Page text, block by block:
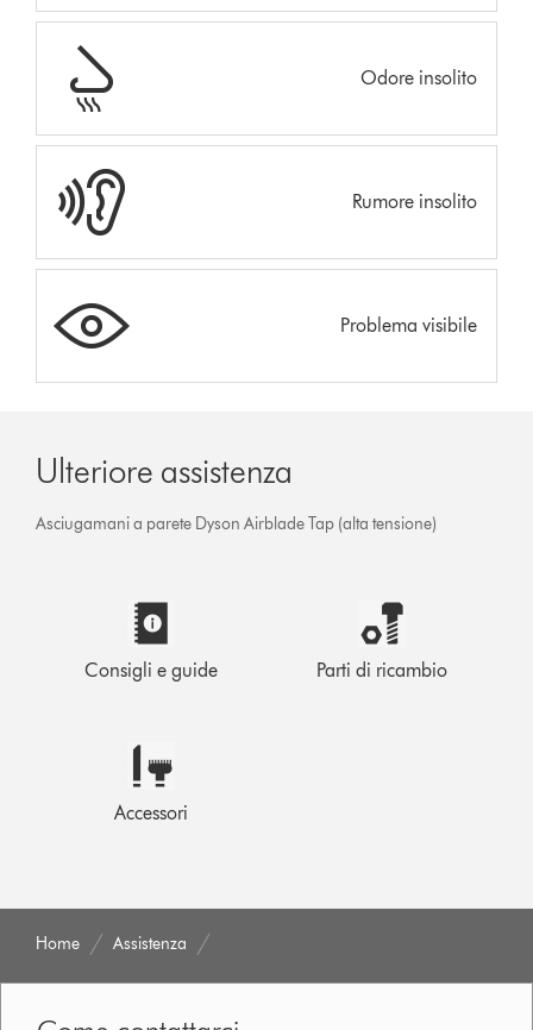
Odore insolito
Rumore insolito
Problema visibile
Ulteriore assistenza
Asciugamani a parete Dyson Airblade Tap (alta tensione)
Consigli e guide Parti di ricambio
Accessori
Home Assistenza